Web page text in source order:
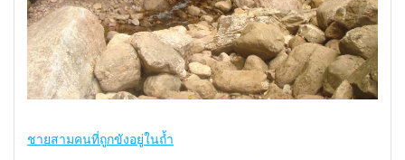
ชายสามคนที่ถูกขังอยู่ในถ้ำ